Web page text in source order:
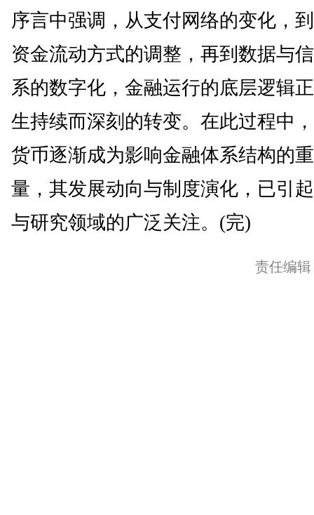
序言中强调，从支付网络的变化，
资金流动方式的调整，再到数据与
系的数字化，金融运行的底层逻辑
生持续而深刻的转变。在此过程中
货币逐渐成为影响金融体系结构的
量，其发展动向与制度演化，已引
与研究领域的广泛关注。(完)
责任编